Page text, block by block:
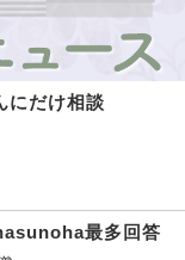
にだけ相談
最多回答